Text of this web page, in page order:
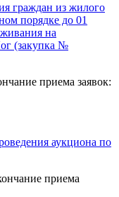
граждан из жилого
порядке до 01
на
(закупка №
приема заявок:
аукциона по
приема